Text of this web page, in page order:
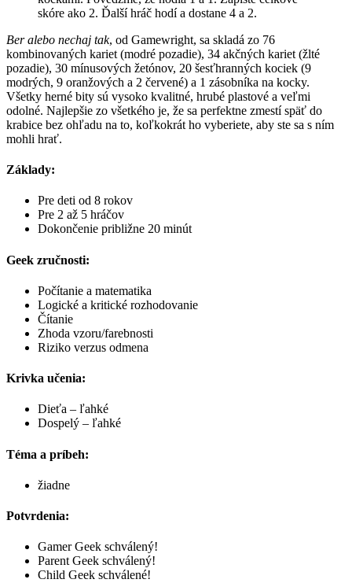
skóre ako 2. Ďalší hráč hodí a dostane 4 a 2.
Ber alebo nechaj tak, od Gamewright, sa skladá zo 76
kombinovaných kariet (modré pozadie), 34 akčných kariet (žlté
pozadie), 30 mínusových žetónov, 20 šesťhranných kociek (9
modrých, 9 oranžových a 2 červené) a 1 zásobníka na kocky.
Všetky herné bity sú vysoko kvalitné, hrubé plastové a veľmi
odolné. Najlepšie zo všetkého je, že sa perfektne zmestí späť do
krabice bez ohľadu na to, koľkokrát ho vyberiete, aby ste sa s ním
mohli hrať.
Základy:
Pre deti od 8 rokov
Pre 2 až 5 hráčov
Dokončenie približne 20 minút
Geek zručnosti:
Počítanie a matematika
Logické a kritické rozhodovanie
Čítanie
Zhoda vzoru/farebnosti
Riziko verzus odmena
Krivka učenia:
Dieťa – ľahké
Dospelý – ľahké
Téma a príbeh:
žiadne
Potvrdenia:
Gamer Geek schválený!
Parent Geek schválený!
Child Geek schválené!